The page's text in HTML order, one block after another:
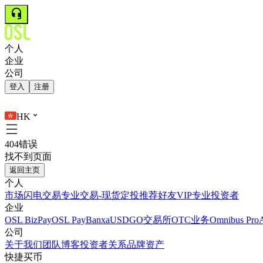
个人
企业
公司
登入 注册
HK
404错误
找不到页面
返回主页
个人
市场闪电交易专业交易-现货定投推荐好友VIP专业投资者
企业
OSL BizPayOSL PayBanxaUSDGO交易所OTC业务Omnibus Pro
公司
关于我们团队博客投资者关系品牌资产
快捷买币